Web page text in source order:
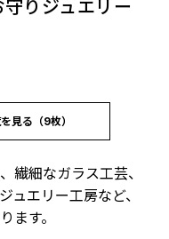
りジュエリー
見る（9枚）
繊細なガラス工芸、
ュエリー工房など、
ます。